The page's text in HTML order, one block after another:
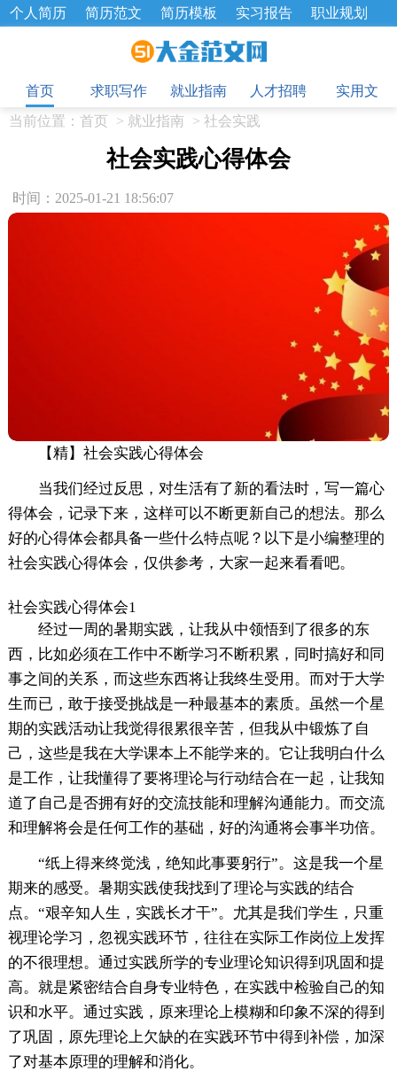
个人简历 简历范文 简历模板 实习报告
职业规划
招聘选拔 绩效考核 企业文化
工作总结
辞职报告
首页
求职写作 就业指南 人才招聘
实用文
当前位置： 首页 > 就业指南 > 社会实践
社会实践心得体会
时间：2025-01-21 18:56:07
【精】社会实践心得体会
当我们经过反思，对生活有了新的看法时，写一篇心
得体会，记录下来，这样可以不断更新自己的想法。那么
好的心得体会都具备一些什么特点呢？以下是小编整理的
社会实践心得体会，仅供参考，大家一起来看看吧。
社会实践心得体会1
经过一周的暑期实践，让我从中领悟到了很多的东
西，比如必须在工作中不断学习不断积累，同时搞好和同
事之间的关系，而这些东西将让我终生受用。而对于大学
生而已，敢于接受挑战是一种最基本的素质。虽然一个星
期的实践活动让我觉得很累很辛苦，但我从中锻炼了自
己，这些是我在大学课本上不能学来的。它让我明白什么
是工作，让我懂得了要将理论与行动结合在一起，让我知
道了自己是否拥有好的交流技能和理解沟通能力。而交流
和理解将会是任何工作的基础，好的沟通将会事半功倍。
“纸上得来终觉浅，绝知此事要躬行”。这是我一个星
期来的感受。暑期实践使我找到了理论与实践的结合
点。“艰辛知人生，实践长才干”。尤其是我们学生，只重
视理论学习，忽视实践环节，往往在实际工作岗位上发挥
的不很理想。通过实践所学的专业理论知识得到巩固和提
高。就是紧密结合自身专业特色，在实践中检验自己的知
识和水平。通过实践，原来理论上模糊和印象不深的得到
了巩固，原先理论上欠缺的在实践环节中得到补偿，加深
了对基本原理的理解和消化。